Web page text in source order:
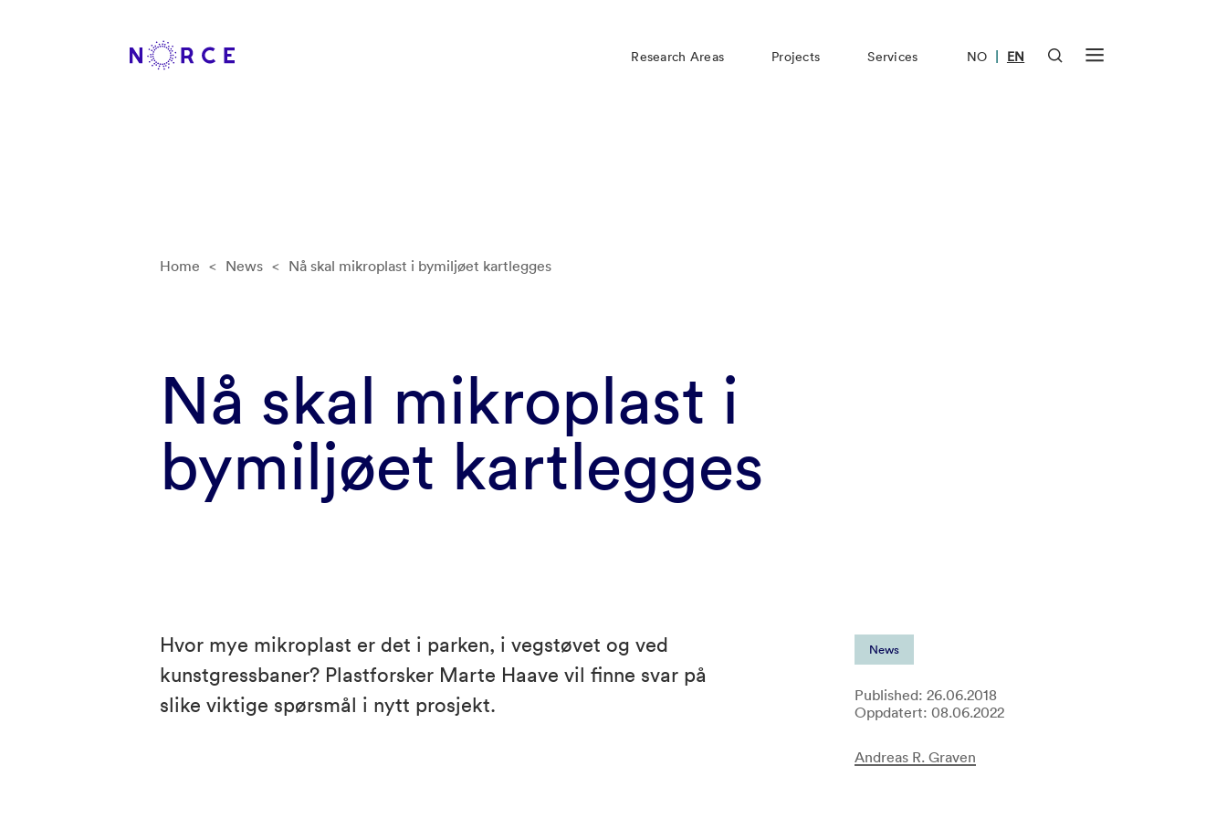
Research Areas Projects Services NO | EN
Home < News < Nå skal mikroplast i bymiljøet kartlegges
Nå skal mikroplast i
bymiljøet kartlegges
News
Published: 26.06.2018
Oppdatert: 08.06.2022
Andreas R. Graven
Hvor mye mikroplast er det i parken, i vegstøvet og ved
kunstgressbaner? Plastforsker Marte Haave vil finne svar på
slike viktige spørsmål i nytt prosjekt.